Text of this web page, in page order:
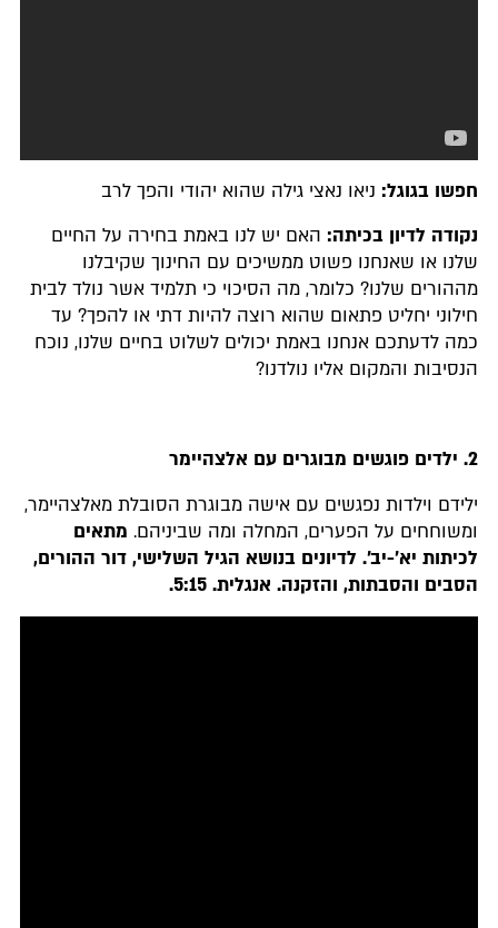
חפשו בגוגל: ניאו נאצי גילה שהוא יהודי והפך לרב
נקודה לדיון בכיתה: האם יש לנו באמת בחירה על החיים
שלנו או שאנחנו פשוט ממשיכים עם החינוך שקיבלנו
מההורים שלנו? כלומר, מה הסיכוי כי תלמיד אשר נולד לבית
חילוני יחליט פתאום שהוא רוצה להיות דתי או להפך? עד
כמה לדעתכם אנחנו באמת יכולים לשלוט בחיים שלנו, נוכח
הנסיבות והמקום אליו נולדנו?
2. ילדים פוגשים מבוגרים עם אלצהיימר
ילידם וילדות נפגשים עם אישה מבוגרת הסובלת מאלצהיימר,
ומשוחחים על הפערים, המחלה ומה שביניהם. מתאים
לכיתות יא'-יב'. לדיונים בנושא הגיל השלישי, דור ההורים,
הסבים והסבתות, והזקנה. אנגלית. 5:15.